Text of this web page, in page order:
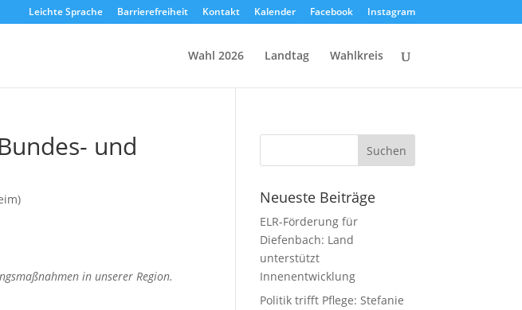
Leichte Sprache Barrierefreiheit Kontakt Kalender Facebook Instagram
Wahl 2026 Landtag Wahlkreis
und
in unserer Region.
Neueste Beiträge
ELR-Förderung für
Diefenbach: Land
unterstützt
Innenentwicklung
Politik trifft Pflege: Stefanie